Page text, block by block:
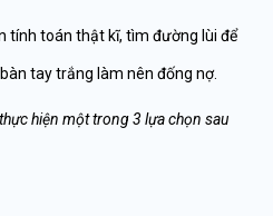
tính toán thật kĩ, tìm đường lùi để
tay trắng làm nên đống nợ.
hiện một trong 3 lựa chọn sau